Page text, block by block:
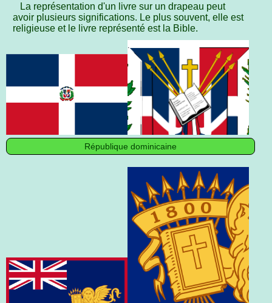
La représentation d'un livre sur un drapeau peut
avoir plusieurs significations. Le plus souvent, elle est
religieuse et le livre représenté est la Bible.
République dominicaine